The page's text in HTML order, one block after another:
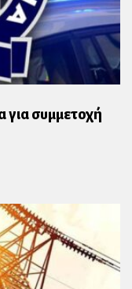
για συμμετοχή